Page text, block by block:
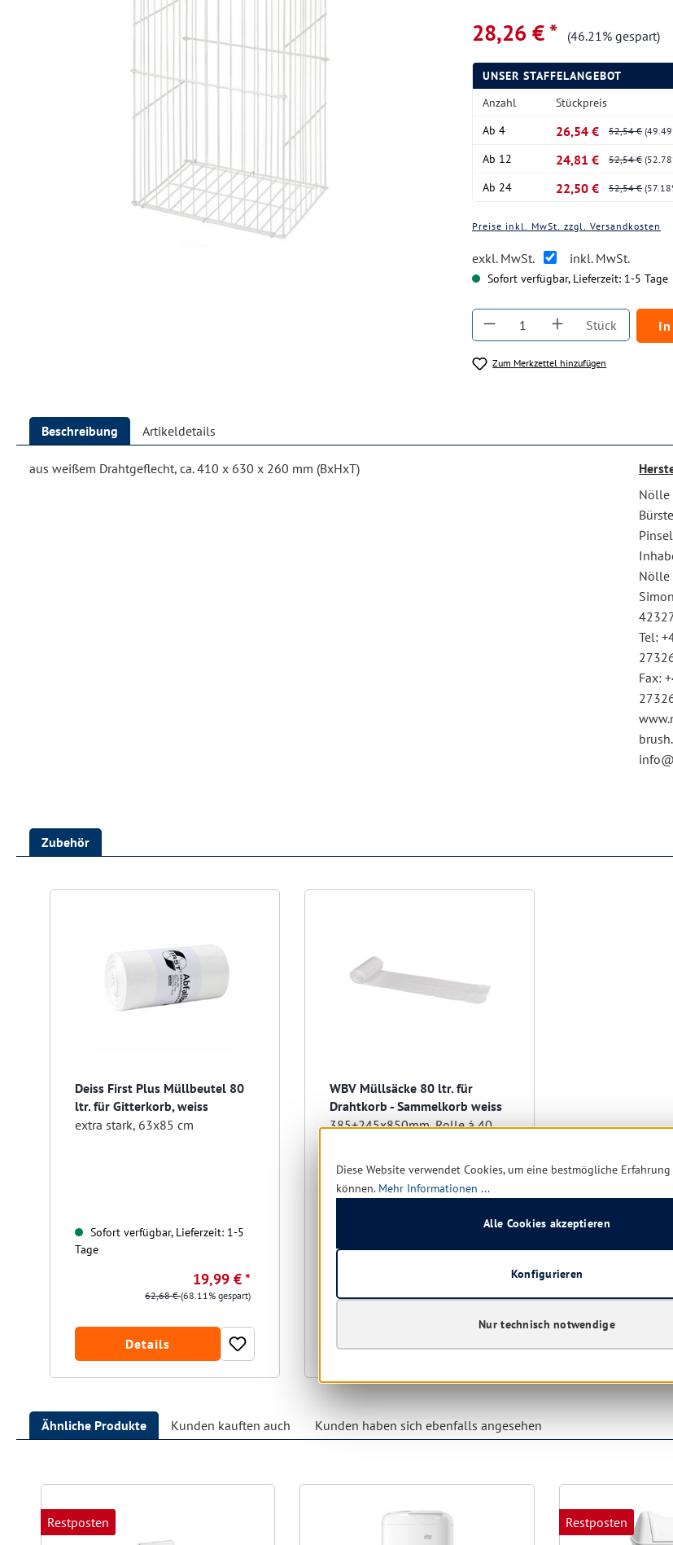
28,26 € * (46.21% gespart)
UNSER STAFFELANGEBOT
Anzahl
Stückpreis
Ab 4 26,54 € 52,54 €
Ab 12 24,81 € 52,54 €
Ab 24 22,50 € 52,54 €
Preise inkl. MwSt. zzgl. Versandkosten
exkl. MwSt. inkl. MwSt.
Sofort verfügbar, Lieferzeit: 1-5 Tage
Produkt Anzahl: Gib
Stück
Zum Merkzettel hinzufügen
Beschreibung Artikeldetails
aus weißem Drahtgeflecht, ca. 410 x 630 x 260 mm (BxHxT)
Nölle
Nölle
Tel:
Fax:
Zubehör
Deiss First Plus Müllbeutel 80
ltr. für Gitterkorb, weiss
extra stark, 63x85 cm
Sofort verfügbar, Lieferzeit: 1-5
Tage
19,99 € *
62,68 €(68.11% gespart)
Details
WBV Müllsäcke 80 ltr. für
Drahtkorb - Sammelkorb weiss
385+245x850mm, Rolle á 40 Stück
Sofort verfügbar, Lieferzeit: 1-5
Tage
6,34 €(80.28% gespart)
Ähnliche Produkte Kunden kauften auch Kunden haben sich ebenfalls angesehen
Restposten Restposten
Diese Website verwendet Cookies, um eine bestmögliche
können. Mehr Informationen ...
Nur technisch notwendige
Konfigurieren
Alle Cookies akzeptieren